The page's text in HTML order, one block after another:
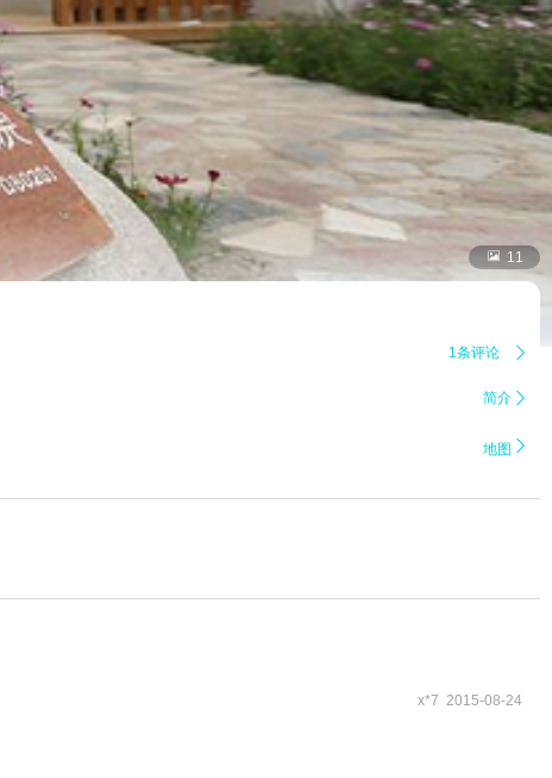
 11
1条评论 
简介 
地图 
x*7 2015-08-24